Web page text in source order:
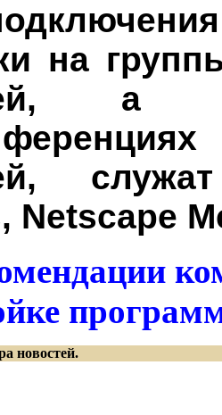
на
а
Netscape
новостей.